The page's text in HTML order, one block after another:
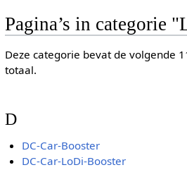
Pagina’s in categorie
Deze categorie bevat de volgende
totaal.
D
DC-Car-Booster
DC-Car-LoDi-Booster